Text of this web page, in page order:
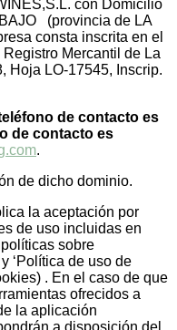
con Domicilio
(provincia de LA
consta inscrita en el
Mercantil de La
Hoja LO-17545, Inscrip.
de contacto es
de contacto es
.
de dicho dominio.
la aceptación por
de uso incluidas en
sobre
‘Política de uso de
. En el caso de que
ofrecidos a
la aplicación
a disposición del